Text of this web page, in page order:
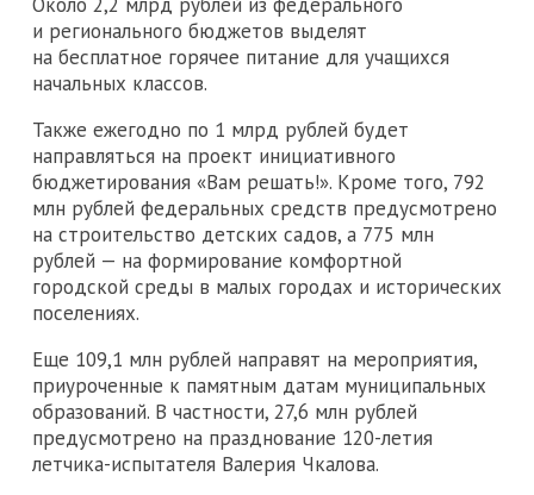
и регионального бюджетов выделят
на бесплатное горячее питание для учащихся
начальных классов.
Также ежегодно по 1 млрд рублей будет
направляться на проект инициативного
бюджетирования «Вам решать!». Кроме того, 792
млн рублей федеральных средств предусмотрено
на строительство детских садов, а 775 млн
рублей — на формирование комфортной
городской среды в малых городах и исторических
поселениях.
Еще 109,1 млн рублей направят на мероприятия,
приуроченные к памятным датам муниципальных
образований. В частности, 27,6 млн рублей
предусмотрено на празднование 120-летия
летчика-испытателя Валерия Чкалова.